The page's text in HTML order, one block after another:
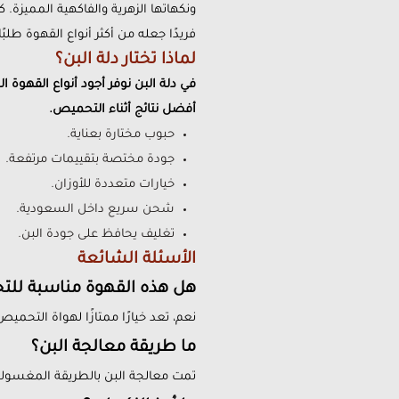
ونكهاتها الزهرية والفاكهية
فريدًا جعله من أكثر أنواع القهوة
لماذا تختار دلة البن؟
في دلة البن نوفر أجود أنواع
أفضل نتائج أثناء التحميص.
حبوب مختارة بعناية.
جودة مختصة بتقييمات مرتفعة.
خيارات متعددة للأوزان.
شحن سريع داخل السعودية.
تغليف يحافظ على جودة البن.
الأسئلة الشائعة
هل هذه القهوة مناسبة
نعم، تعد خيارًا ممتازًا لهواة
ما طريقة معالجة البن؟
تمت معالجة البن بالطريقة